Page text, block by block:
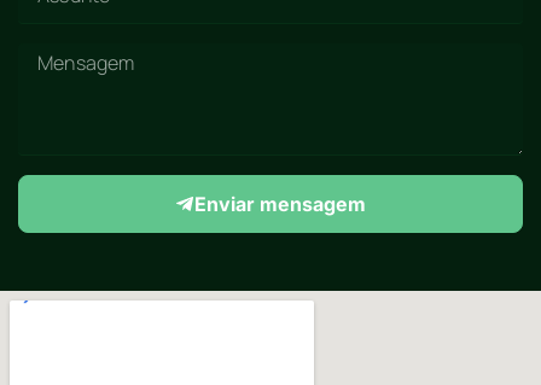
Enviar mensagem